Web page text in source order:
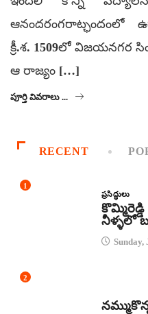
ఆనందరంగరాట్ఛందంలో
క్రీ.శ. 1509లో విజయనగర
ఆ రాజ్యం […]
పూర్తి వివరాలు ...
RECENT
1
ప్రసిద్ధులు
నీళ్ళలో
Sunday,
2